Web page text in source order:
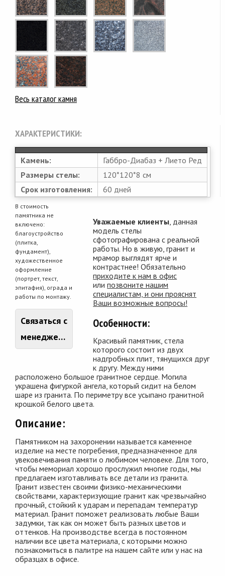
Весь каталог камня
ХАРАКТЕРИСТИКИ:
Камень:
Габбро-Диабаз + Лието Ред
Размеры стелы:
120*120*8 см
Срок изготовления:
60 дней
В стоимость
памятника не
включено:
благоустройство
(плитка,
фундамент),
художественное
оформление
(портрет, текст,
эпитафия), ограда и
работы по монтажу.
Связаться с
менеджером
Уважаемые клиенты , данная
модель стелы
сфотографирована с реальной
работы. Но в живую, гранит и
мрамор выглядят ярче и
контрастнее! Обязательно
приходите к нам в офис
илипозвоните нашим
специалистам, и они прояснят
Ваши возможные вопросы!
Особенности:
Красивый памятник, стела
которого состоит из двух
надгробных плит, тянущихся друг
к другу. Между ними
расположено большое гранитное сердце. Могила
украшена фигуркой ангела, который сидит на белом
шаре из гранита. По периметру все усыпано гранитной
крошкой белого цвета.
Описание:
Памятником на захоронении называется каменное
изделие на месте погребения, предназначенное для
увековечивания памяти о любимом человеке. Для того,
чтобы мемориал хорошо прослужил многие годы, мы
предлагаем изготавливать все детали из гранита.
Гранит известен своими физико-механическими
свойствами, характеризующие гранит как чрезвычайно
прочный, стойкий к ударам и перепадам температур
материал. Гранит поможет реализовать любые Ваши
задумки, так как он может быть разных цветов и
оттенков. На производстве всегда в постоянном
наличии все цвета материала, с которыми можно
познакомиться в палитре на нашем сайте или у нас на
образцах в офисе.